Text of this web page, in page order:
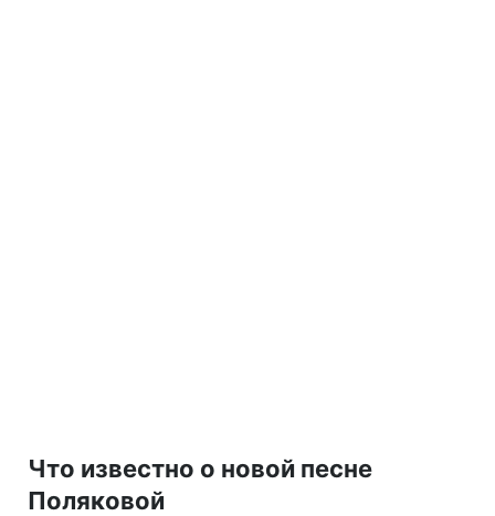
Что известно о новой песне
Поляковой